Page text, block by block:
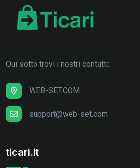
Qui sotto trovi i nostri contatti:
WEB-SET.COM
support@web-set.com
ticari.it